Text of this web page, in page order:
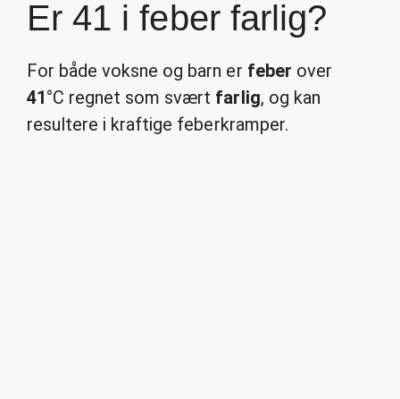
Er 41 i feber farlig?
For både voksne og barn er feber over
41°C regnet som svært farlig, og kan
resultere i kraftige feberkramper.